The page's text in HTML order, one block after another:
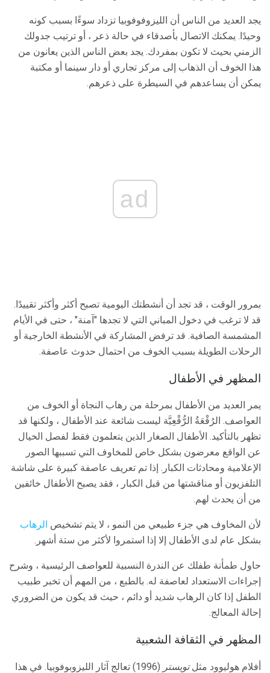
يجد العديد من الناس أن الليزوفوفوبيا تزداد سوءًا بسبب كونه
وحيدًا. يمكنك الاتصال بأصدقاء في حالة ذعر ، أو ترتيب جدولك
الزمني بحيث لا تكون بمفردك. يجد بعض الناس الذين يعانون من
هذا الخوف أن الذهاب إلى مركز تجاري أو دار سينما أو مكتبة
يمكن أن يساعدهم في السيطرة على ذعرهم.
ad
بمرور الوقت ، قد تجد أن أنشطتك اليومية تصبح أكثر وأكثر تقييدًا.
قد لا ترغب في دخول المباني التي لا تجدها "آمنة" ، حتى في الأيام
المشمسة الصافية. قد ترفض المشاركة في الأنشطة الخارجية أو
الرحلات الطويلة بسبب الخوف من احتمال حدوث عاصفة.
المظهر في الأطفال
يمر العديد من الأطفال بمرحلة من رهاب النجاة أو الخوف من
العواصف. الرُقْعَةُ الرُّقْعِيَّة ليست شائعة عند الأطفال ، ولكنها قد
تظهر بالتأكيد. الأطفال الصغار الذين يتعلمون فقط لفصل الخيال
عن الواقع معرضون بشكل خاص للمخاوف التي تسببها الصور
الإعلامية ومحادثات الكبار. إذا تم تعريف عاصفة كبيرة على شاشة
التلفزيون أو مناقشتها من قبل الكبار ، فقد يصبح الأطفال خائفين
من أن يحدث لهم.
لأن المخاوف هي جزء طبيعي من النمو ، لا يتم تشخيص الرهاب
بشكل عام لدى الأطفال إلا إذا استمروا لأكثر من ستة أشهر.
حاول طمأنة طفلك عن الندرة النسبية للعواصف الرئيسية ، وشرح
إجراءات الاستعداد لعاصفة له. بالطبع ، من المهم أن تخبر طبيب
الطفل إذا كان الرهاب شديد أو دائم ، حيث قد يكون من الضروري
إحالة المعالج.
المظهر في الثقافة الشعبية
أفلام هوليوود مثلتويستر
(1996) تعالج آثار الليزوبوفوبيا. في هذا